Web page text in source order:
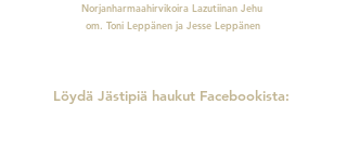
Norjanharmaahirvikoira Lazutiinan Jehu
om. Toni Leppänen ja Jesse Leppänen
Löydä Jästipiä haukut Facebookista: